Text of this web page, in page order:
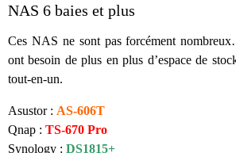
NAS 6 baies et plus
Ces NAS ne sont pas forcément
ont besoin de plus en plus d’espace de
tout-en-un.
Asustor : AS-606T
Qnap : TS-670 Pro
Synology : DS1815+